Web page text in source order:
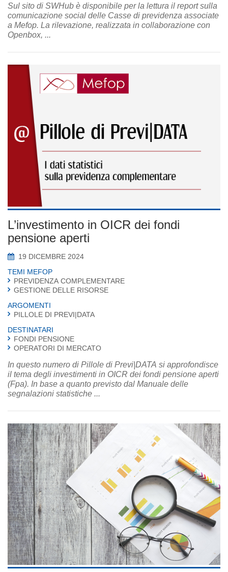
Sul sito di SWHub è disponibile per la lettura il report sulla
comunicazione social delle Casse di previdenza associate
a Mefop. La rilevazione, realizzata in collaborazione con
Openbox, ...
L’investimento in OICR dei fondi
pensione aperti
19 DICEMBRE 2024
TEMI MEFOP
PREVIDENZA COMPLEMENTARE
GESTIONE DELLE RISORSE
ARGOMENTI
PILLOLE DI PREVI|DATA
DESTINATARI
FONDI PENSIONE
OPERATORI DI MERCATO
In questo numero di Pillole di Previ|DATA si approfondisce
il tema degli investimenti in OICR dei fondi pensione aperti
(Fpa). In base a quanto previsto dal Manuale delle
segnalazioni statistiche ...